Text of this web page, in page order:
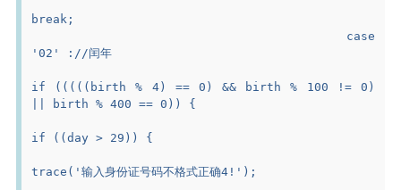
break;
'02' ://闰年
if (((((birth % 4) == 0) && birth % 100 != 0)
|| birth % 400 == 0)) {
if ((day > 29)) {
trace('输入身份证号码不格式正确4!');